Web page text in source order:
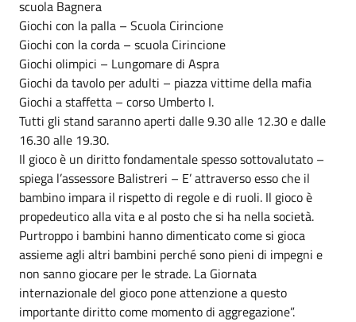
scuola Bagnera
Giochi con la palla – Scuola Cirincione
Giochi con la corda – scuola Cirincione
Giochi olimpici – Lungomare di Aspra
Giochi da tavolo per adulti – piazza vittime della mafia
Giochi a staffetta – corso Umberto I.
Tutti gli stand saranno aperti dalle 9.30 alle 12.30 e dalle
16.30 alle 19.30.
Il gioco è un diritto fondamentale spesso sottovalutato –
spiega l’assessore Balistreri – E’ attraverso esso che il
bambino impara il rispetto di regole e di ruoli. Il gioco è
propedeutico alla vita e al posto che si ha nella società.
Purtroppo i bambini hanno dimenticato come si gioca
assieme agli altri bambini perché sono pieni di impegni e
non sanno giocare per le strade. La Giornata
internazionale del gioco pone attenzione a questo
importante diritto come momento di aggregazione”.